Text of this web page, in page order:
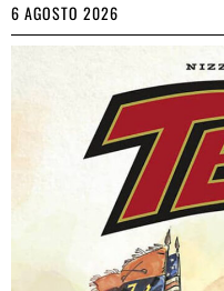
6 AGOSTO 2026